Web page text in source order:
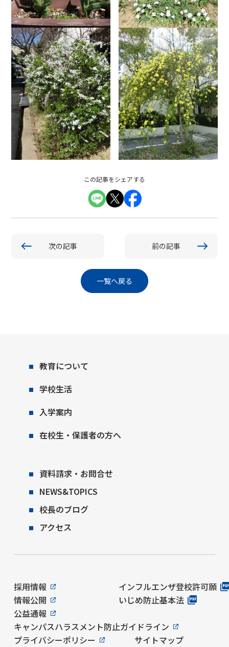
この記事をシェアする
次の記事 前の記事
一覧へ戻る
教育について
学校生活
入学案内
在校生・保護者の方へ
資料請求・お問合せ
NEWS&TOPICS
校長のブログ
アクセス
採用情報
インフルエンザ登校許可願
情報公開
いじめ防止基本法
公益通報
キャンパスハラスメント防止ガイドライン
プライバシーポリシー
サイトマップ